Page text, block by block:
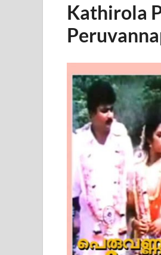
Kathirola